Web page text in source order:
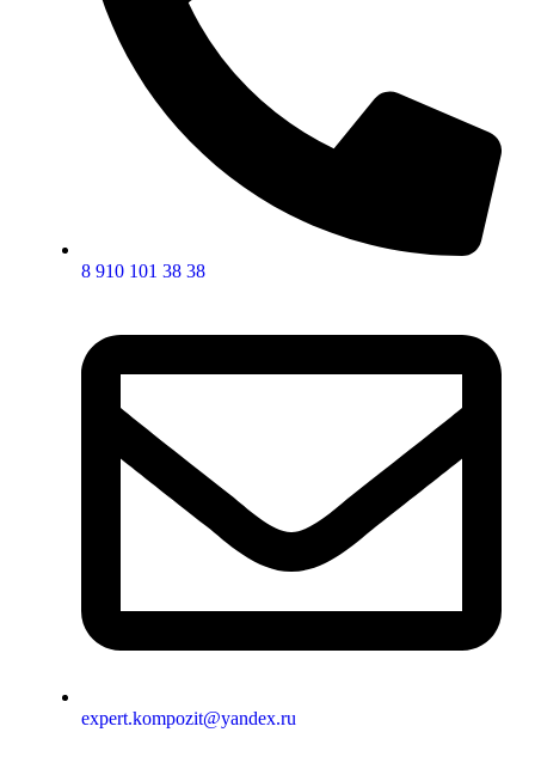
8 910 101 38 38
expert.kompozit@yandex.ru